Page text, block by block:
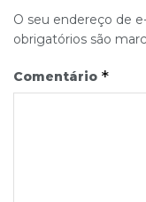
O seu endereço de
obrigatórios são
Comentário *